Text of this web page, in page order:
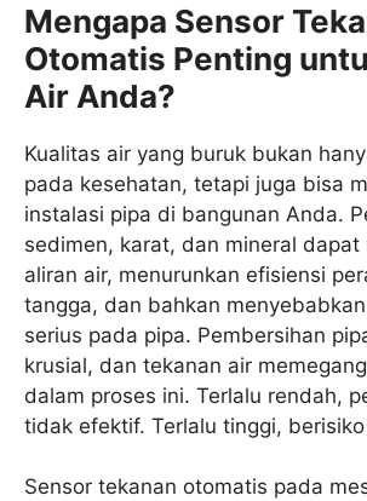
Mengapa Sensor
Otomatis Penting
Air Anda?
Kualitas air yang buruk bukan
pada kesehatan, tetapi juga bisa
instalasi pipa di bangunan Anda.
sedimen, karat, dan mineral dapat
aliran air, menurunkan efisiensi
tangga, dan bahkan
serius pada pipa. Pembersihan
krusial, dan tekanan air
dalam proses ini. Terlalu rendah,
tidak efektif. Terlalu tinggi,
Sensor tekanan otomatis pada